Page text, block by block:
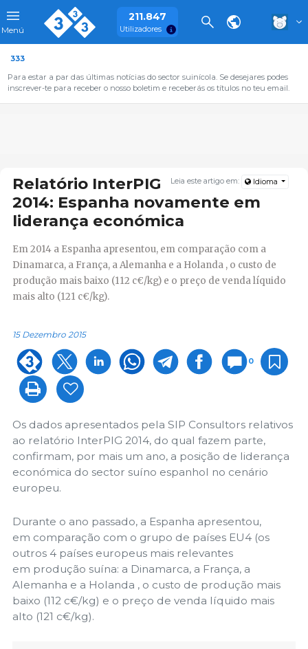
Menú
211.847
Utilizadores
333
Para estar a par das últimas notícias do sector suinícola. Se desejares podes
inscrever-te para receber o nosso boletim e receberás os títulos no teu email.
Leia este artigo em: Idioma
Relatório InterPIG
2014: Espanha novamente em
liderança económica
Em 2014 a Espanha apresentou, em comparação com a
Dinamarca, a França, a Alemanha e a Holanda , o custo de
produção mais baixo (112 c€/kg) e o preço de venda líquido
mais alto (121 c€/kg).
15 Dezembro 2015
0
Os dados apresentados pela SIP Consultors relativos
ao relatório InterPIG 2014, do qual fazem parte,
confirmam, por mais um ano, a posição de liderança
económica do sector suíno espanhol no cenário
europeu.
Durante o ano passado, a Espanha apresentou,
em comparação com o grupo de países EU4 (os
outros 4 países europeus mais relevantes
em produção suína: a Dinamarca, a França, a
Alemanha e a Holanda , o custo de produção mais
baixo (112 c€/kg) e o preço de venda líquido mais
alto (121 c€/kg).